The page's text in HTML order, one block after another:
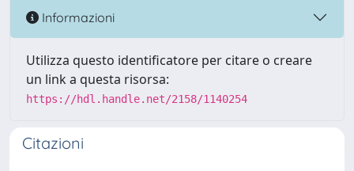
Informazioni
Utilizza questo identificatore per citare o creare
un link a questa risorsa:
https://hdl.handle.net/2158/1140254
Citazioni